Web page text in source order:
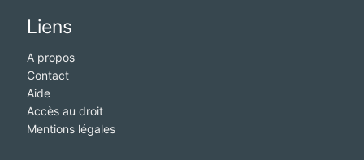
Liens
A propos
Contact
Aide
Accès au droit
Mentions légales